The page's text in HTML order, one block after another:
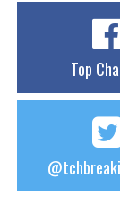
Top